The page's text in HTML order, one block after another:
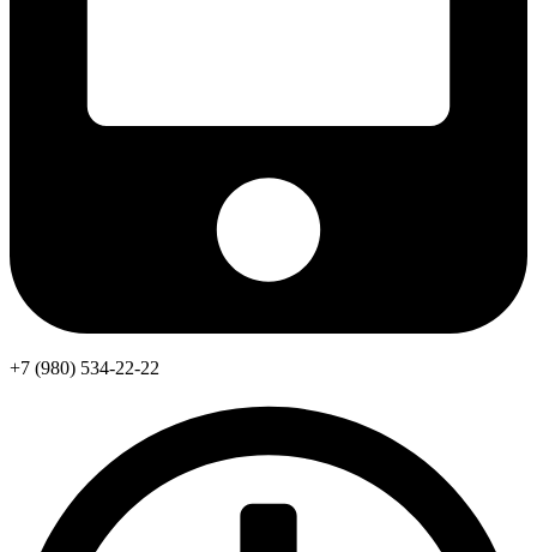
+7 (980) 534-22-22